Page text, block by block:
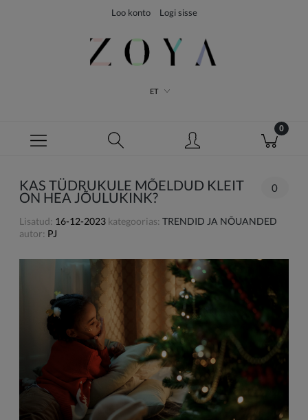
Loo konto Logi sisse
ET
KAS TÜDRUKULE MÕELDUD KLEIT
ON HEA JÕULUKINK?
0
Lisatud: 16-12-2023 kategoorias: TRENDID JA NÕUANDED
autor: PJ